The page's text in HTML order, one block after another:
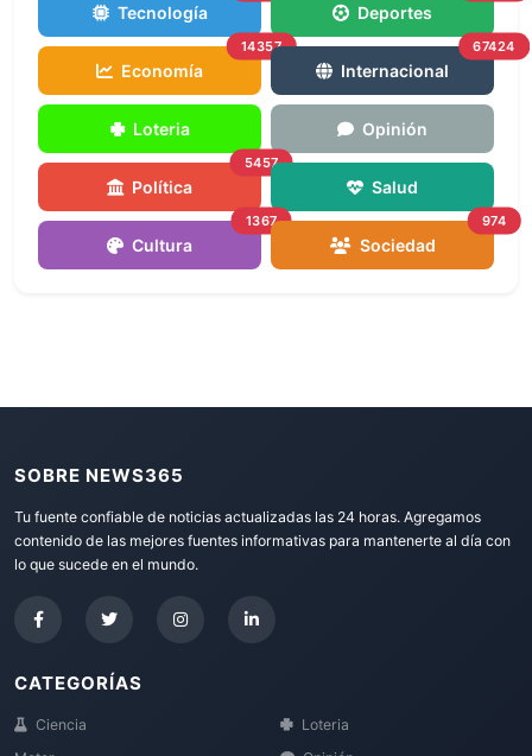
Tecnología Deportes
Economía
14357
Internacional
67424
Loteria Opinión
Política
5457
Salud
Cultura
1367
Sociedad
974
SOBRE NEWS365
Tu fuente confiable de noticias actualizadas las 24 horas. Agregamos
contenido de las mejores fuentes informativas para mantenerte al día con
lo que sucede en el mundo.
CATEGORÍAS
Ciencia
Loteria